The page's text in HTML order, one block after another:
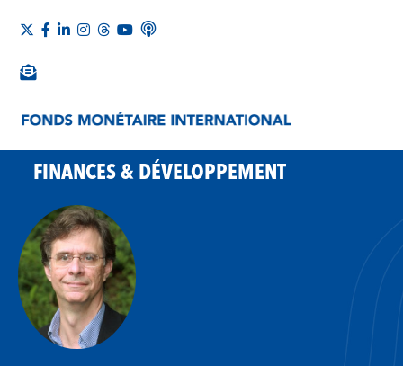
FINANCES & DÉVELOPPEMENT